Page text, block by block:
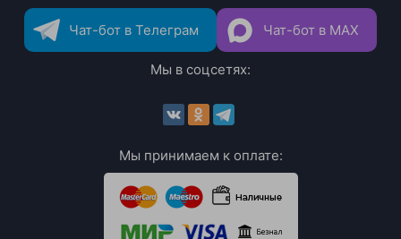
Чат-бот в Телеграм Чат-бот в MAX
Мы в соцсетях:
Мы принимаем к оплате: